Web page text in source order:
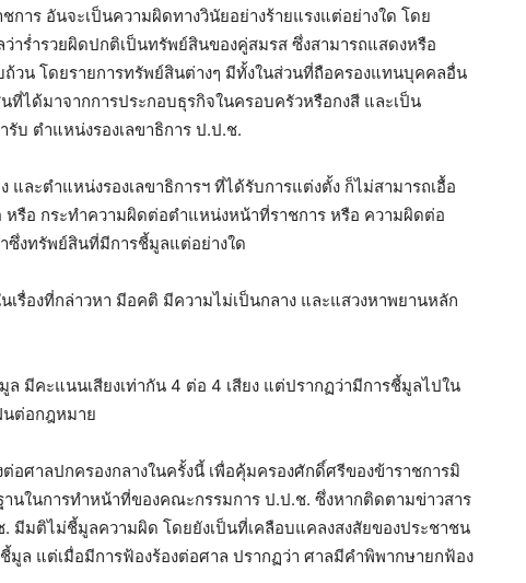
าร อันจะเป็นความผิดทางวินัยอย่างร้ายแรงแต่อย่างใด โดย
ร่ำรวยผิดปกติเป็นทรัพย์สินของคู่สมรส ซึ่งสามารถแสดงหรือ
วน โดยรายการทรัพย์สินต่างๆ มีทั้งในส่วนที่ถือครองแทนบุคคลอื่น
ที่ได้มาจากการประกอบธุรกิจในครอบครัวหรือกงสี และเป็น
บ ตำแหน่งรองเลขาธิการ ป.ป.ช.
และตำแหน่งรองเลขาธิการฯ ที่ได้รับการแต่งตั้ง ก็ไม่สามารถเอื้อ
รือ กระทำความผิดต่อตำแหน่งหน้าที่ราชการ หรือ ความผิดต่อ
ซึ่งทรัพย์สินที่มีการชี้มูลแต่อย่างใด
เรื่องที่กล่าวหา มีอคติ มีความไม่เป็นกลาง และแสวงหาพยานหลัก
มีคะแนนเสียงเท่ากัน 4 ต่อ 4 เสียง แต่ปรากฏว่ามีการชี้มูลไปใน
นต่อกฎหมาย
อศาลปกครองกลางในครั้งนี้ เพื่อคุ้มครองศักดิ์ศรีของข้าราชการมิ
นในการทำหน้าที่ของคณะกรรมการ ป.ป.ช. ซึ่งหากติดตามข่าวสาร
มีมติไม่ชี้มูลความผิด โดยยังเป็นที่เคลือบแคลงสงสัยของประชาชน
ล แต่เมื่อมีการฟ้องร้องต่อศาล ปรากฏว่า ศาลมีคำพิพากษายกฟ้อง